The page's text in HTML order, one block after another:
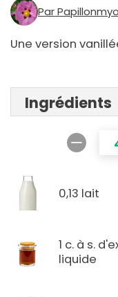
Par
Une version
Ingrédients
0,13 lait
1 c. à s.
liquide